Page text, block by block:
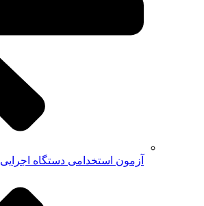
آزمون استخدامی دستگاه اجرایی